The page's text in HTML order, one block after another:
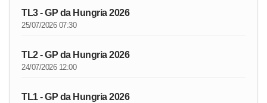
TL3 - GP da Hungria 2026
25/07/2026 07:30
TL2 - GP da Hungria 2026
24/07/2026 12:00
TL1 - GP da Hungria 2026